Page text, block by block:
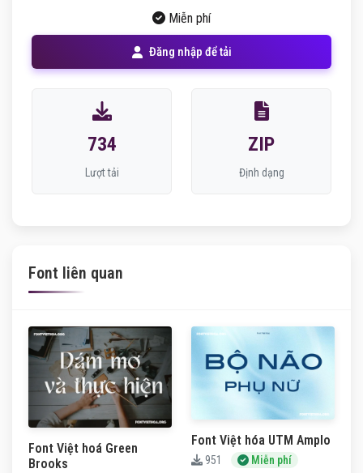
Miễn phí
Đăng nhập để tải
734
Lượt tải
ZIP
Định dạng
Font liên quan
Font Việt hoá Green
Brooks
Font Việt hóa UTM Amplo
951 Miễn phí